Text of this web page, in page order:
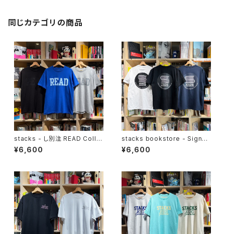
同じカテゴリの商品
stacks - し別注 READ Colle
ge Tee
¥6,600
stacks bookstore - Signbo
ard '26 Tee
¥6,600